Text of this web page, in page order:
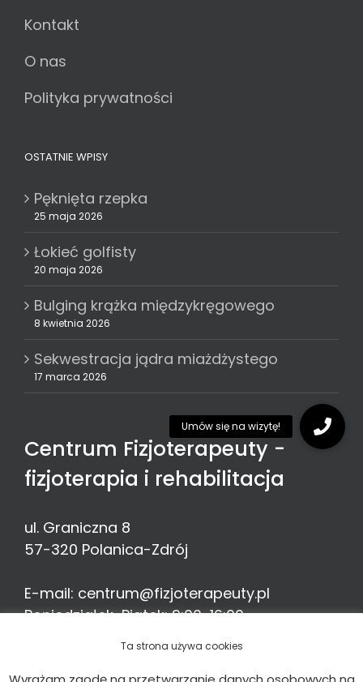
Kontakt
O nas
Polityka prywatności
OSTATNIE WPISY
Pęknięta rzepka
25 maja 2026
Łokieć golfisty
20 maja 2026
Bulging krążka międzykręgowego
8 kwietnia 2026
Sekwestracja jądra miażdżystego
17 marca 2026
Centrum Fizjoterapeuty -
fizjoterapia i rehabilitacja
ul. Graniczna 8
57-320 Polanica-Zdrój
E-mail: centrum@fizjoterapeuty.pl
Poniedziałek-Piątek: 9:00-16:00
Ta strona używa cookies